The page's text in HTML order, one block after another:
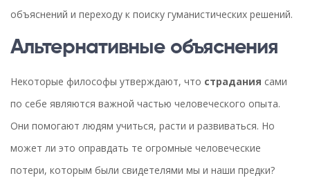
объяснений и переходу к поиску гуманистических решений.
Альтернативные объяснения
Некоторые философы утверждают, что страдания сами
по себе являются важной частью человеческого опыта.
Они помогают людям учиться, расти и развиваться. Но
может ли это оправдать те огромные человеческие
потери, которым были свидетелями мы и наши предки?